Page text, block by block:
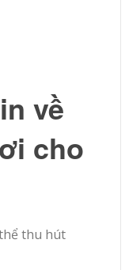
về
cho
thu hút